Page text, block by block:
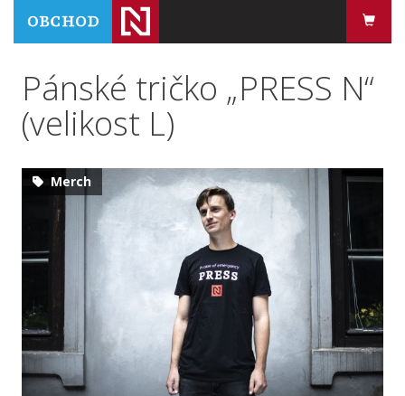
Pánské tričko „PRESS N“
(velikost L)
Merch